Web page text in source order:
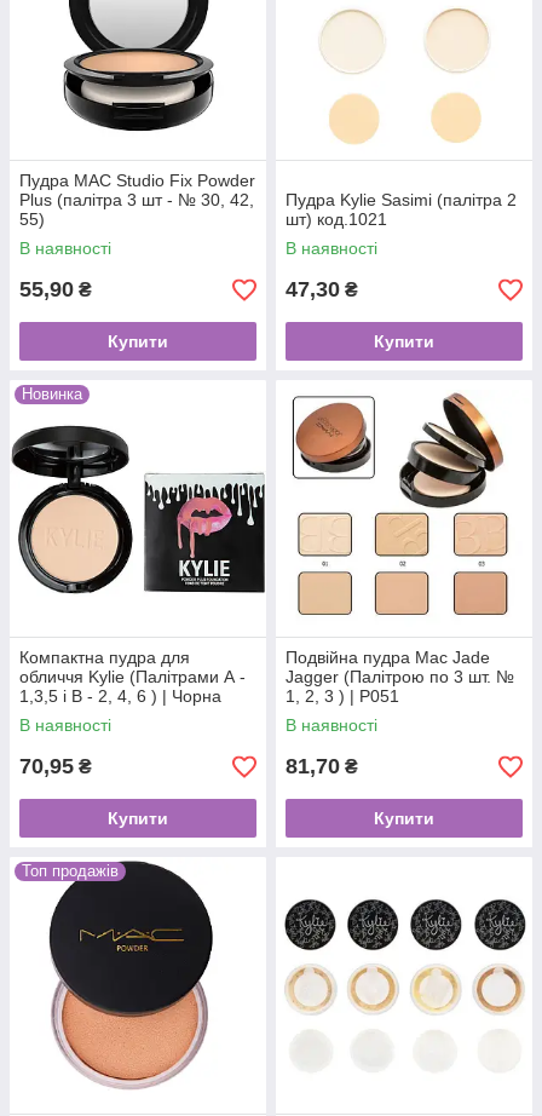
Пудра MAC Studio Fix Powder
Plus (палітра 3 шт - № 30, 42,
55)
В наявності
55,90 ₴
Купити
Пудра Kylie Sasimi (палітра 2
шт) код.1021
В наявності
47,30 ₴
Купити
Новинка
Компактна пудра для
обличчя Kylie (Палітрами А -
1,3,5 і В - 2, 4, 6 ) | Чорна
упак. 022
В наявності
70,95 ₴
Купити
Подвійна пудра Mac Jade
Jagger (Палітрою по 3 шт. №
1, 2, 3 ) | P051
В наявності
81,70 ₴
Купити
Топ продажів